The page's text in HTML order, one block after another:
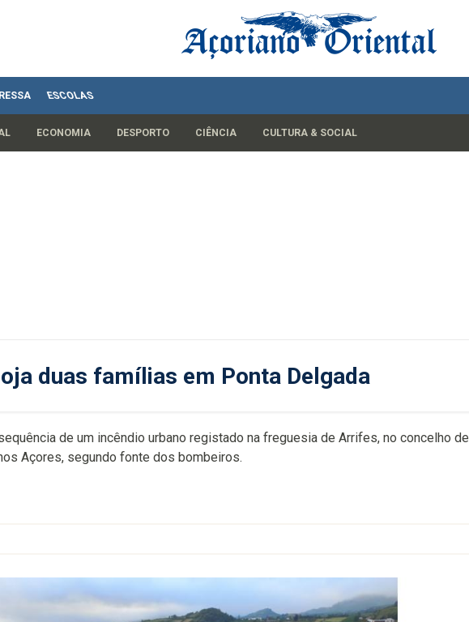
ESCOLAS
ECONOMIA DESPORTO CIÊNCIA CULTURA & SOCIAL
duas famílias em Ponta Delgada
de um incêndio urbano registado na freguesia de Arrifes, no concelho de
Açores, segundo fonte dos bombeiros.